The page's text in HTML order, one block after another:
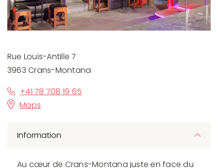
Rue Louis-Antille 7
3963 Crans-Montana
+41 78 708 19 65
Maps
Information
Au cœur de Crans-Montana juste en face du